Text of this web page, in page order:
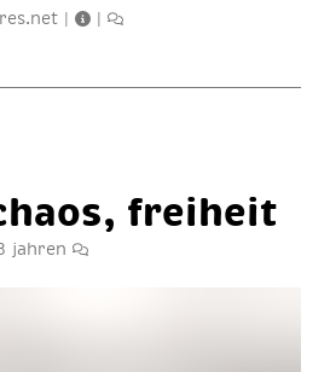
| |
frei­heit
jahren